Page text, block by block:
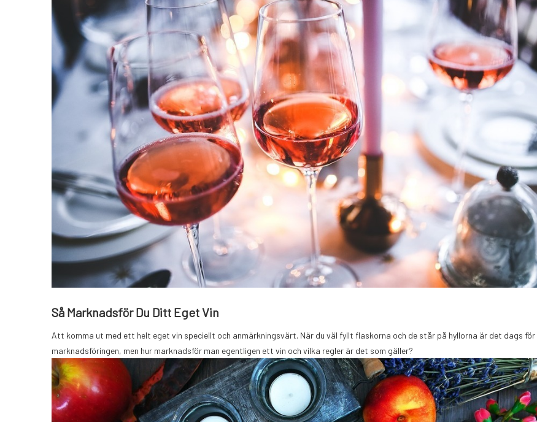
Så Marknadsför Du Ditt Eget Vin
Att komma ut med ett helt eget vin speciellt och anmärkningsvärt. När du väl fyllt flaskorna och de står på hyllorna är det dags för
marknadsföringen, men hur marknadsför man egentligen ett vin och vilka regler är det som gäller?